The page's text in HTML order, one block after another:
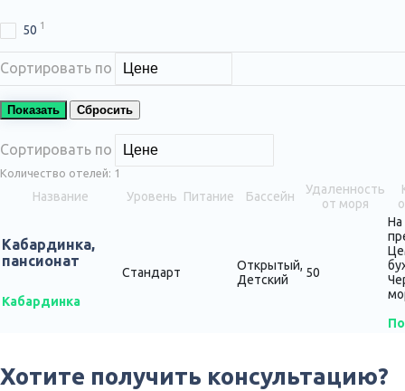
50 1
Сортировать по
Показать Сбросить
Сортировать по
Количество отелей: 1
Название Уровень Питание Бассейн
Удаленность
от моря
Кабардинка,
пансионат
Кабардинка
Стандарт
Открытый,
Детский
50
На
Хотите получить консультацию?